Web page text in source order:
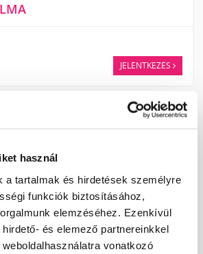
használ
a tartalmak és hirdetések személyre
funkciók biztosításához,
elemzéséhez. Ezenkívül
és elemező partnereinkkel
vonatkozó
JELENTKEZÉS